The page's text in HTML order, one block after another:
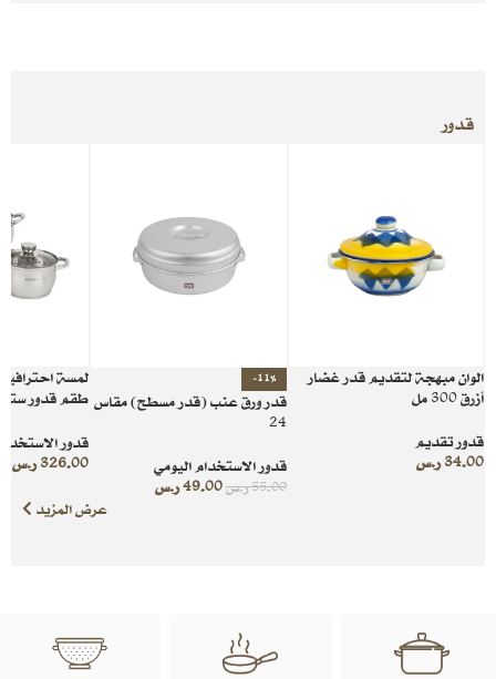
قدور
الوان مبهجة لتقديم قدر غضار
أزرق 300 مل
قدور تقديم
34.00ر.س
-11%
قدر ورق عنب (قدر مسطح) مقاس
24
قدور الاستخدام اليومي
55.00ر.س49.00ر.س
لمسة
قدور
326.00ر.س
عرض المزيد